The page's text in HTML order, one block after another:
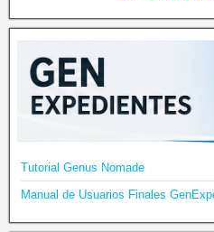
Tutorial Genus Nomade
Manual de Usuarios Finales